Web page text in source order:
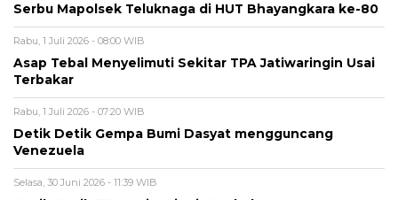
Serbu Mapolsek Teluknaga di HUT Bhayangkara ke-80
Rabu, 1 Juli 2026 - 08:00 WIB
Asap Tebal Menyelimuti Sekitar TPA Jatiwaringin Usai
Terbakar
Rabu, 1 Juli 2026 - 07:20 WIB
Detik Detik Gempa Bumi Dasyat mengguncang
Venezuela
Selasa, 30 Juni 2026 - 11:39 WIB